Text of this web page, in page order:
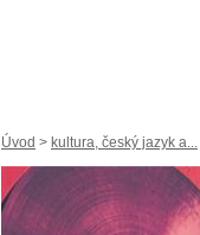
Úvod > kultura, český jazyk a...